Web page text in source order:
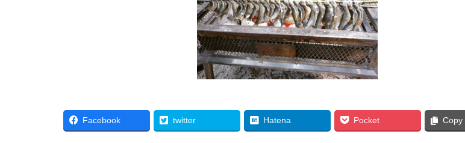
Facebook twitter Hatena Pocket Copy